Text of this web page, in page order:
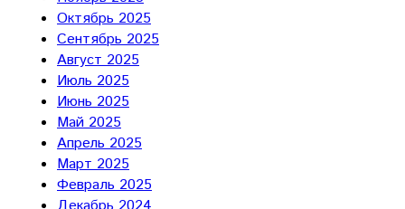
Октябрь 2025
Сентябрь 2025
Август 2025
Июль 2025
Июнь 2025
Май 2025
Апрель 2025
Март 2025
Февраль 2025